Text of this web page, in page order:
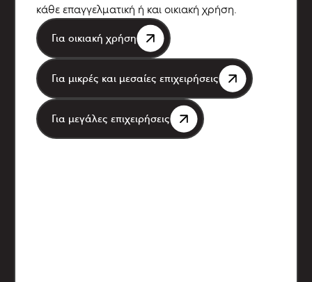
κάθε επαγγελματική ή και οικιακή χρήση.
Για οικιακή χρήση
Για μικρές και μεσαίες επιχειρήσεις
Για μεγάλες επιχειρήσεις